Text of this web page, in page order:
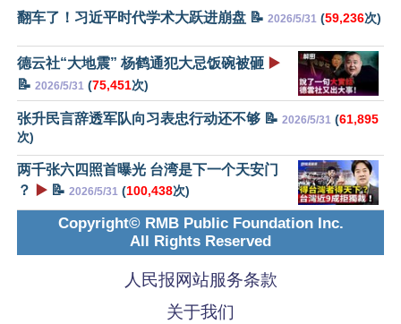
翻车了！习近平时代学术大跃进崩盘 📝 2026/5/31 (59,236次)
德云社“大地震” 杨鹤通犯大忌饭碗被砸 ▶️
📝 2026/5/31 (75,451次)
张升民言辞透军队向习表忠行动还不够 📝 2026/5/31 (61,895
次)
两千张六四照首曝光 台湾是下一个天安门
？
▶️ 📝 2026/5/31 (100,438次)
Copyright© RMB Public Foundation Inc.
All Rights Reserved
人民报网站服务条款
关于我们